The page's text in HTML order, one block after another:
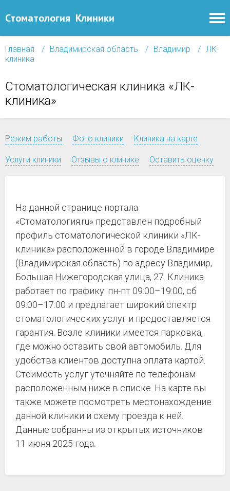
Стоматология Клиники
Главная Владимирская область Владимир
ЛК-
клиника
Стоматологическая клиника «ЛК-
клиника»
Режим работы Фото клиники Клиника на карте
Услуги клиники Отзывы о клинике Оставить оценку
На данной странице портала
«Стоматология.ru» представлен подробный
профиль стоматологической клиники «ЛК-
клиника» расположенной в городе Владимире
(Владимирская область) по адресу Владимир,
Большая Нижегородская улица, 27. Клиника
работает по графику: пн-пт 09:00–19:00, сб
09:00–17:00 и предлагает широкий спектр
стоматологических услуг и предоставляется
гарантия. Возле клиники имеется парковка,
где можно оставить свой автомобиль. Для
удобства клиентов доступна оплата картой.
Стоимость услуг уточняйте по телефонам
расположенным ниже в списке. На карте вы
также можете посмотреть местонахождение
данной клиники и схему проезда к ней.
Данные собранны из открытых источников
11 июня 2025 года.